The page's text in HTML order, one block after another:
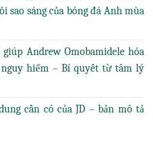
sao sáng của bóng đá Anh mùa
Andrew Omobamidele hóa
hiểm – Bí quyết từ tâm lý
cần có của JD – bản mô tả